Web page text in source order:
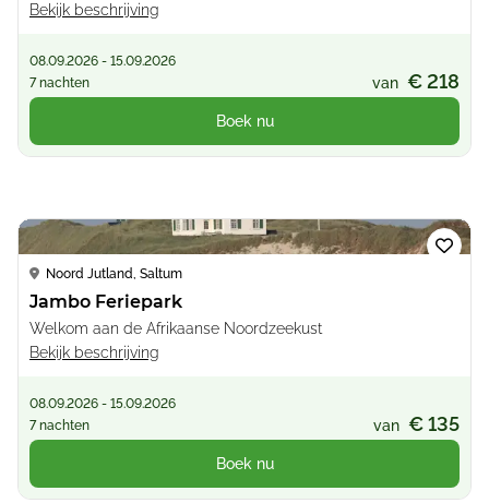
Bekijk beschrijving
08.09.2026 - 15.09.2026
7 nachten
van € 218
Boek nu
Loading...
Noord Jutland, Saltum
Jambo Feriepark
Welkom aan de Afrikaanse Noordzeekust
Bekijk beschrijving
08.09.2026 - 15.09.2026
7 nachten
van € 135
Boek nu